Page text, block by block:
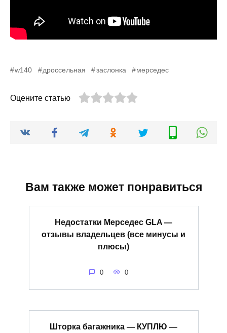
w140 дроссельная заслонка мерседес
Оцените статью
Вам также может понравиться
Недостатки Мерседес GLA —
отзывы владельцев (все минусы и
плюсы)
0 0
Шторка багажника — КУПЛЮ —